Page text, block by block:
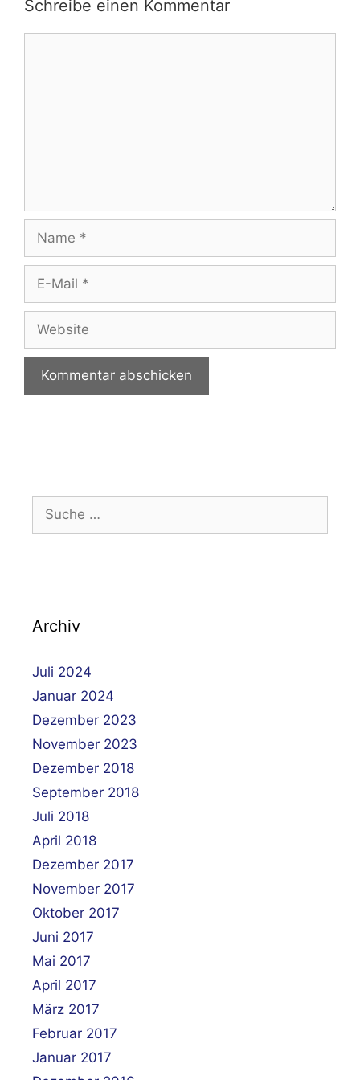
Schreibe einen Kommentar
Name
Website
nach:
Archiv
Juli 2024
Januar 2024
Dezember 2023
November 2023
Dezember 2018
September 2018
Juli 2018
April 2018
Dezember 2017
November 2017
Oktober 2017
Juni 2017
Mai 2017
April 2017
März 2017
Februar 2017
Januar 2017